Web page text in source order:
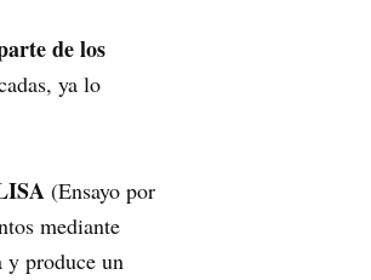
de los
ya lo
(Ensayo por
mediante
y produce un